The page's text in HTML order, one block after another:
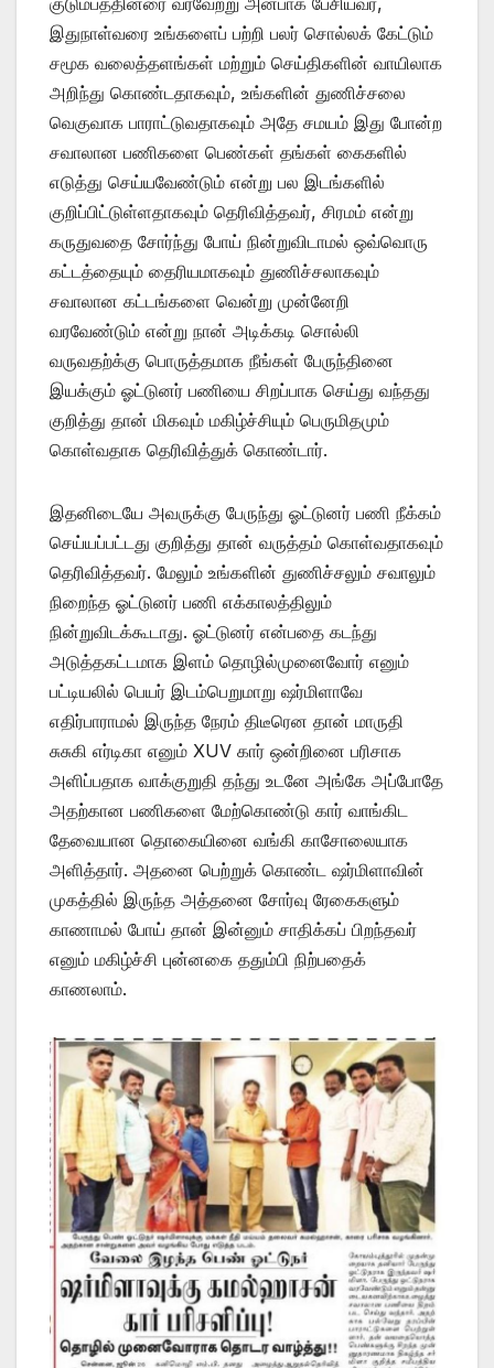
இதுநாள்வரை உங்களைப் பற்றி பலர் சொல்லக் கேட்டும்
சமூக வலைத்தளங்கள் மற்றும் செய்திகளின் வாயிலாக
அறிந்து கொண்டதாகவும், உங்களின் துணிச்சலை
வெகுவாக பாராட்டுவதாகவும் அதே சமயம் இது போன்ற
சவாலான பணிகளை பெண்கள் தங்கள் கைகளில்
எடுத்து செய்யவேண்டும் என்று பல இடங்களில்
குறிப்பிட்டுள்ளதாகவும் தெரிவித்தவர், சிரமம் என்று
கருதுவதை சோர்ந்து போய் நின்றுவிடாமல் ஒவ்வொரு
கட்டத்தையும் தைரியமாகவும் துணிச்சலாகவும்
சவாலான கட்டங்களை வென்று முன்னேறி
வரவேண்டும் என்று நான் அடிக்கடி சொல்லி
வருவதற்க்கு பொருத்தமாக நீங்கள் பேருந்தினை
இயக்கும் ஓட்டுனர் பணியை சிறப்பாக செய்து வந்தது
குறித்து தான் மிகவும் மகிழ்ச்சியும் பெருமிதமும்
கொள்வதாக தெரிவித்துக் கொண்டார்.
இதனிடையே அவருக்கு பேருந்து ஓட்டுனர் பணி நீக்கம்
செய்யப்பட்டது குறித்து தான் வருத்தம் கொள்வதாகவும்
தெரிவித்தவர். மேலும் உங்களின் துணிச்சலும் சவாலும்
நிறைந்த ஓட்டுனர் பணி எக்காலத்திலும்
நின்றுவிடக்கூடாது. ஓட்டுனர் என்பதை கடந்து
அடுத்தகட்டமாக இளம் தொழில்முனைவோர் எனும்
பட்டியலில் பெயர் இடம்பெறுமாறு ஷர்மிளாவே
எதிர்பாராமல் இருந்த நேரம் திடீரென தான் மாருதி
சுசுகி எர்டிகா எனும் XUV கார் ஒன்றினை பரிசாக
அளிப்பதாக வாக்குறுதி தந்து உடனே அங்கே அப்போதே
அதற்கான பணிகளை மேற்கொண்டு கார் வாங்கிட
தேவையான தொகையினை வங்கி காசோலையாக
அளித்தார். அதனை பெற்றுக் கொண்ட ஷர்மிளாவின்
முகத்தில் இருந்த அத்தனை சோர்வு ரேகைகளும்
காணாமல் போய் தான் இன்னும் சாதிக்கப் பிறந்தவர்
எனும் மகிழ்ச்சி புன்னகை ததும்பி நிற்பதைக்
காணலாம்.